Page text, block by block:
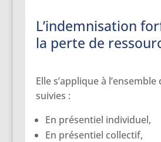
L’indemnisation
la perte de
Elle s’applique à
suivies :
En présentiel individuel,
En présentiel collectif,